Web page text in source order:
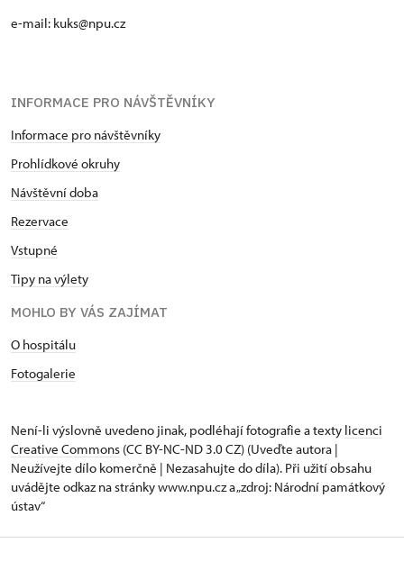
e-mail: kuks@npu.cz
INFORMACE PRO NÁVŠTĚVNÍKY
Informace pro návštěvníky
Prohlídkové okruhy
Návštěvní doba
Rezervace
Vstupné
Tipy na výlety
MOHLO BY VÁS ZAJÍMAT
O hospitálu
Fotogalerie
Není-li výslovně uvedeno jinak, podléhají fotografie a texty licenci
Creative Commons (CC BY-NC-ND 3.0 CZ) (Uveďte autora |
Neužívejte dílo komerčně | Nezasahujte do díla). Při užití obsahu
uvádějte odkaz na stránky www.npu.cz a „zdroj: Národní památkový
ústav“